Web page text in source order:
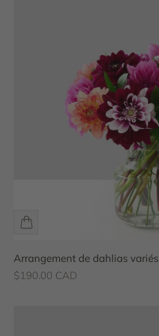
Arrangement de dahlias variés
Prix de vente
$190.00 CAD